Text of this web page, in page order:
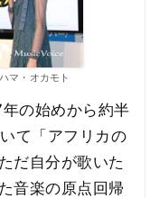
マ・オカモト
の始めから約半
て「アフリカの
だ自分が歌いた
音楽の原点回帰